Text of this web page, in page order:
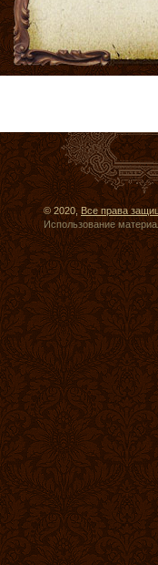
© 2020,Все права
Использование